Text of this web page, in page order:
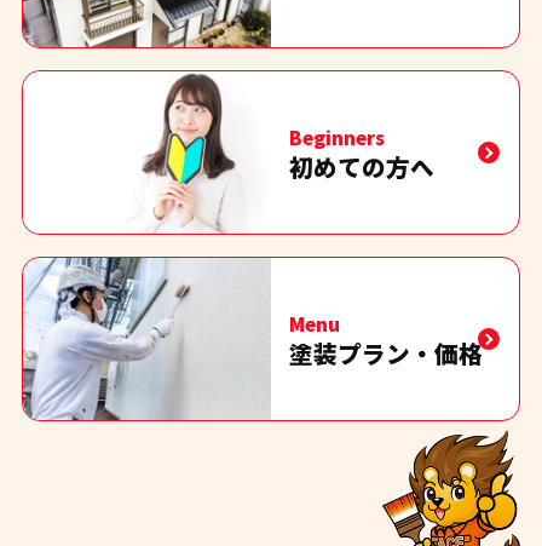
Beginners
初めての方へ
Menu
塗装プラン・価格